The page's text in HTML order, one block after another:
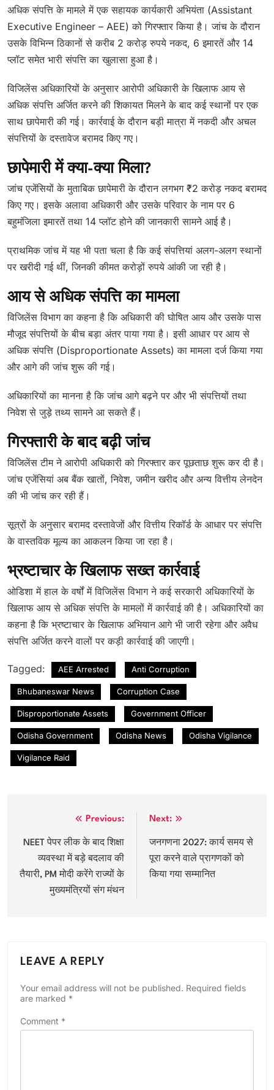
अधिक संपत्ति के मामले में एक सहायक कार्यकारी अभियंता (Assistant
Executive Engineer – AEE) को गिरफ्तार किया है। जांच के दौरान
उसके विभिन्न ठिकानों से करीब 2 करोड़ रुपये नकद, 6 इमारतें और 14
प्लॉट समेत भारी संपत्ति का खुलासा हुआ है।
विजिलेंस अधिकारियों के अनुसार आरोपी अधिकारी के खिलाफ आय से
अधिक संपत्ति अर्जित करने की शिकायत मिलने के बाद कई स्थानों पर एक
साथ छापेमारी की गई। कार्रवाई के दौरान बड़ी मात्रा में नकदी और अचल
संपत्तियों के दस्तावेज बरामद किए गए।
छापेमारी में क्या-क्या मिला?
जांच एजेंसियों के मुताबिक छापेमारी के दौरान लगभग ₹2 करोड़ नकद बरामद
किए गए। इसके अलावा अधिकारी और उसके परिवार के नाम पर 6
बहुमंजिला इमारतें तथा 14 प्लॉट होने की जानकारी सामने आई है।
प्राथमिक जांच में यह भी पता चला है कि कई संपत्तियां अलग-अलग स्थानों
पर खरीदी गई थीं, जिनकी कीमत करोड़ों रुपये आंकी जा रही है।
आय से अधिक संपत्ति का मामला
विजिलेंस विभाग का कहना है कि अधिकारी की घोषित आय और उसके पास
मौजूद संपत्तियों के बीच बड़ा अंतर पाया गया है। इसी आधार पर आय से
अधिक संपत्ति (Disproportionate Assets) का मामला दर्ज किया गया
और आगे की जांच शुरू की गई।
अधिकारियों का मानना है कि जांच आगे बढ़ने पर और भी संपत्तियों तथा
निवेश से जुड़े तथ्य सामने आ सकते हैं।
गिरफ्तारी के बाद बढ़ी जांच
विजिलेंस टीम ने आरोपी अधिकारी को गिरफ्तार कर पूछताछ शुरू कर दी है।
जांच एजेंसियां अब बैंक खातों, निवेश, जमीन खरीद और अन्य वित्तीय लेनदेन
की भी जांच कर रही हैं।
सूत्रों के अनुसार बरामद दस्तावेजों और वित्तीय रिकॉर्ड के आधार पर संपत्ति
के वास्तविक मूल्य का आकलन किया जा रहा है।
भ्रष्टाचार के खिलाफ सख्त कार्रवाई
ओडिशा में हाल के वर्षों में विजिलेंस विभाग ने कई सरकारी अधिकारियों के
खिलाफ आय से अधिक संपत्ति के मामलों में कार्रवाई की है। अधिकारियों का
कहना है कि भ्रष्टाचार के खिलाफ अभियान आगे भी जारी रहेगा और अवैध
संपत्ति अर्जित करने वालों पर कड़ी कार्रवाई की जाएगी।
Tagged: AEE Arrested Anti Corruption
Bhubaneswar News Corruption Case
Disproportionate Assets Government Officer
Odisha Government Odisha News Odisha Vigilance
Vigilance Raid
navigation
Previous:
NEET पेपर लीक के बाद शिक्षा
व्यवस्था में बड़े बदलाव की
तैयारी, PM मोदी करेंगे राज्यों के
मुख्यमंत्रियों संग मंथन
Next:
जनगणना 2027: कार्य समय से
पूरा करने वाले प्रागणकों को
किया गया सम्मानित
LEAVE A REPLY
Your email address will not be published. Required fields
are marked *
Comment *